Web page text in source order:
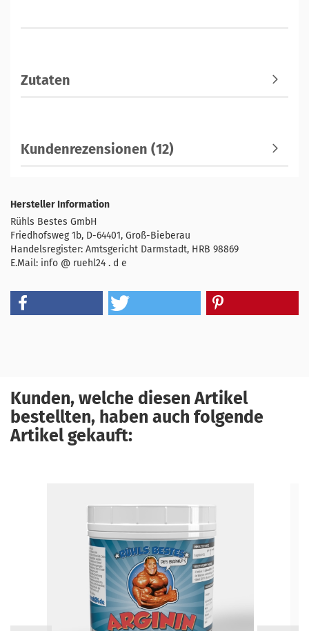
Zutaten
Kundenrezensionen (12)
Hersteller Information
Rühls Bestes GmbH
Friedhofsweg 1b, D-64401, Groß-Bieberau
Handelsregister: Amtsgericht Darmstadt, HRB 98869
E.Mail: info @ ruehl24 . d e
Kunden, welche diesen Artikel
bestellten, haben auch folgende
Artikel gekauft: